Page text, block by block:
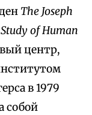
The Joseph
of Human
центр,
в 1979
собой